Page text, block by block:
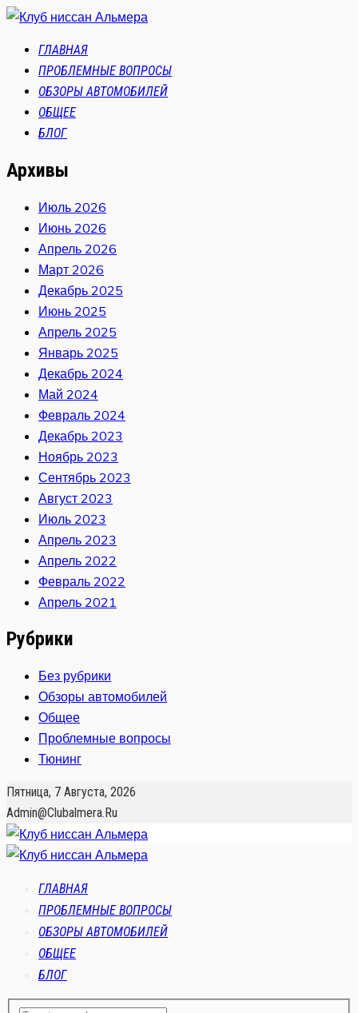
ГЛАВНАЯ
ПРОБЛЕМНЫЕ ВОПРОСЫ
ОБЗОРЫ АВТОМОБИЛЕЙ
ОБЩЕЕ
БЛОГ
Архивы
Июль 2026
Июнь 2026
Апрель 2026
Март 2026
Декабрь 2025
Июнь 2025
Апрель 2025
Январь 2025
Декабрь 2024
Май 2024
Февраль 2024
Декабрь 2023
Ноябрь 2023
Сентябрь 2023
Август 2023
Июль 2023
Апрель 2023
Апрель 2022
Февраль 2022
Апрель 2021
Рубрики
Без рубрики
Обзоры автомобилей
Общее
Проблемные вопросы
Тюнинг
Пятница, 7 Августа, 2026
Admin@clubalmera.ru
ГЛАВНАЯ
ПРОБЛЕМНЫЕ ВОПРОСЫ
ОБЗОРЫ АВТОМОБИЛЕЙ
ОБЩЕЕ
БЛОГ